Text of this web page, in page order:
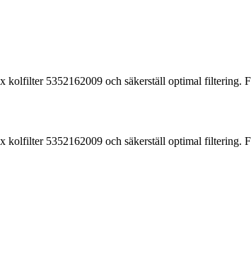
5352162009 och säkerställ optimal filtering.
5352162009 och säkerställ optimal filtering.